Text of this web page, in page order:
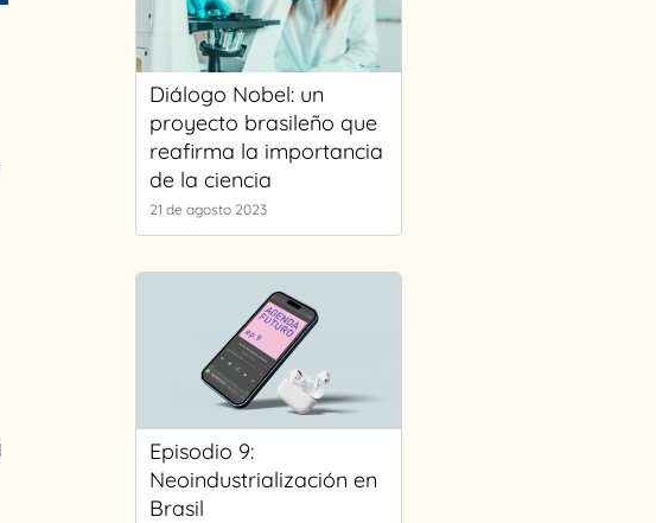
Diálogo Nobel: un
proyecto brasileño que
reafirma la importancia
de la ciencia
21 de agosto 2023
Episodio 9:
Neoindustrialización en
Brasil